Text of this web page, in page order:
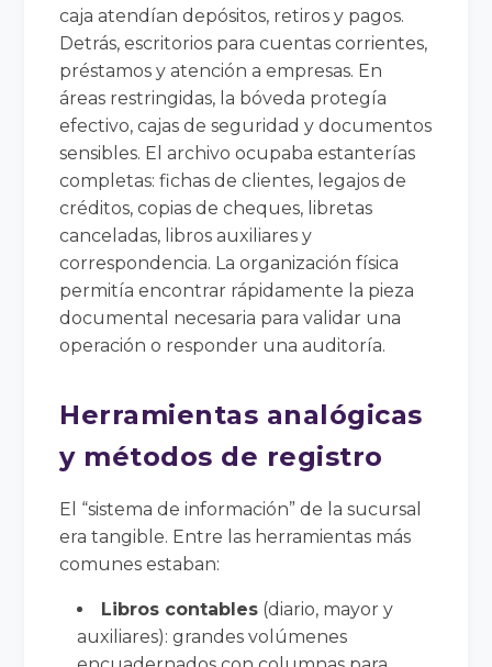
caja atendían depósitos, retiros y pagos.
Detrás, escritorios para cuentas corrientes,
préstamos y atención a empresas. En
áreas restringidas, la bóveda protegía
efectivo, cajas de seguridad y documentos
sensibles. El archivo ocupaba estanterías
completas: fichas de clientes, legajos de
créditos, copias de cheques, libretas
canceladas, libros auxiliares y
correspondencia. La organización física
permitía encontrar rápidamente la pieza
documental necesaria para validar una
operación o responder una auditoría.
Herramientas analógicas
y métodos de registro
El “sistema de información” de la sucursal
era tangible. Entre las herramientas más
comunes estaban:
Libros contables (diario, mayor y
auxiliares): grandes volúmenes